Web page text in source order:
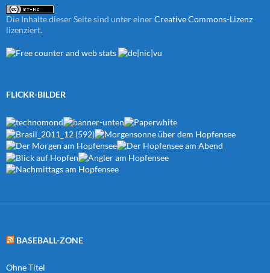
Die Inhalte dieser Seite sind unter einerCreative Commons-Lizenz
lizenziert.
FLICKR-BILDER
BASEBALL-ZONE
Ohne Titel